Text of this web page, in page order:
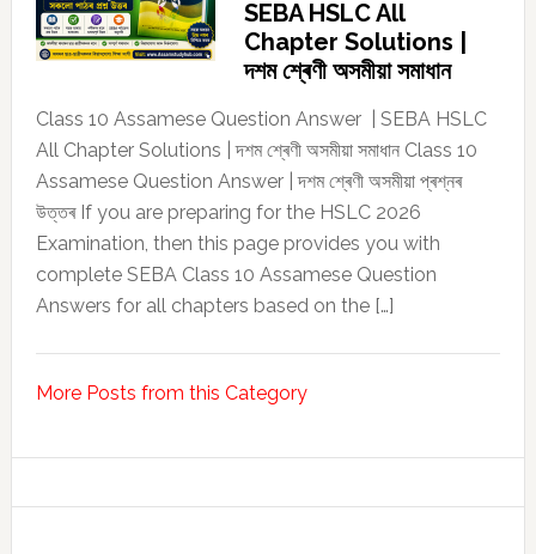
SEBA HSLC All
Chapter Solutions |
দশম শ্ৰেণী অসমীয়া সমাধান
Class 10 Assamese Question Answer | SEBA HSLC
All Chapter Solutions | দশম শ্ৰেণী অসমীয়া সমাধান Class 10
Assamese Question Answer | দশম শ্ৰেণী অসমীয়া প্ৰশ্নৰ
উত্তৰ If you are preparing for the HSLC 2026
Examination, then this page provides you with
complete SEBA Class 10 Assamese Question
Answers for all chapters based on the […]
More Posts from this Category